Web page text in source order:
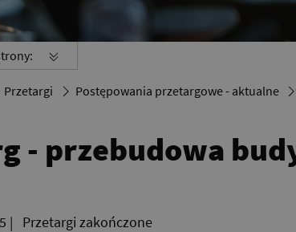
Przetargi Postępowania przetargowe - aktualne
- przebudowa
| Przetargi zakończone